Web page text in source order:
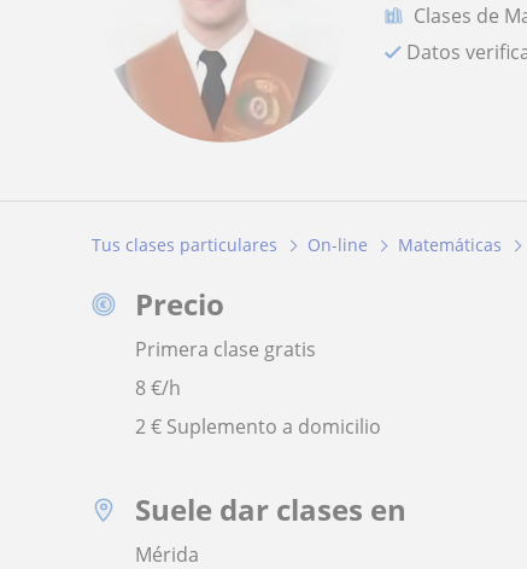
Clases de
Datos
Tus clases particulares On-line Matemáticas
Precio
Primera clase gratis
8€/h
2 € Suplemento a domicilio
Suele dar clases en
Mérida